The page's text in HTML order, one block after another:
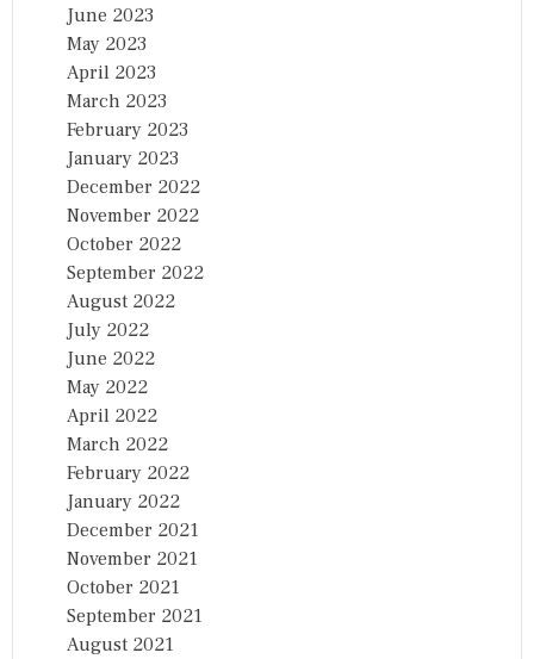
June 2023
May 2023
April 2023
March 2023
February 2023
January 2023
December 2022
November 2022
October 2022
September 2022
August 2022
July 2022
June 2022
May 2022
April 2022
March 2022
February 2022
January 2022
December 2021
November 2021
October 2021
September 2021
August 2021